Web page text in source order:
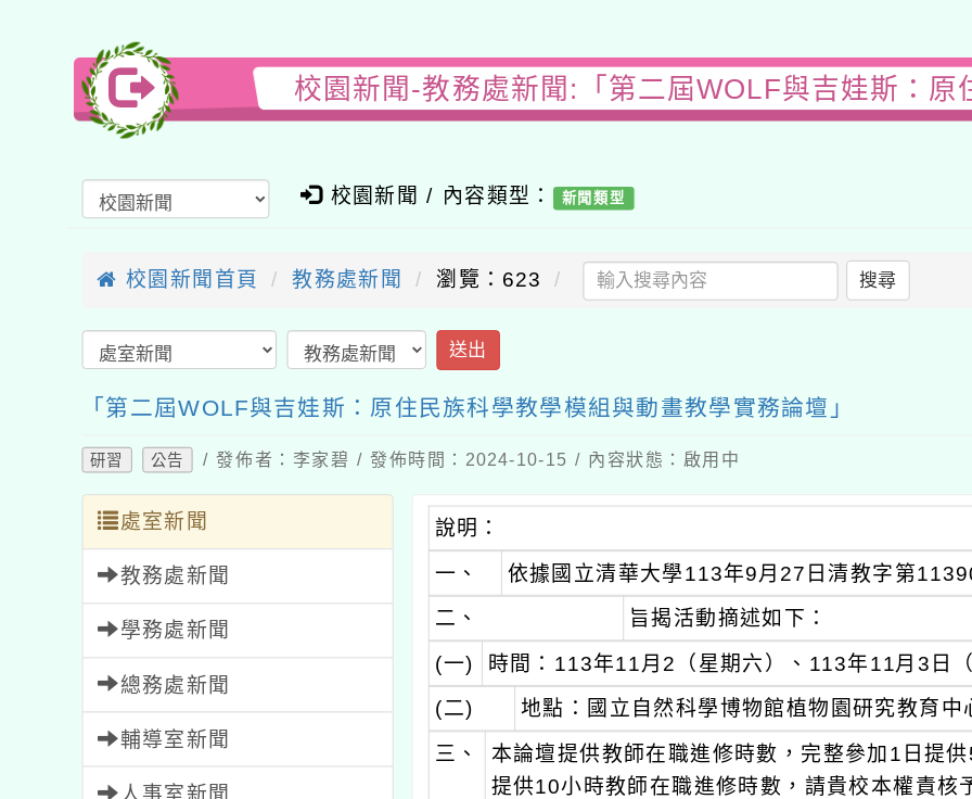
校園新聞-教務處新聞:「第二屆WOLF與吉娃斯：原
校園新聞 / 內容類型： 新聞類型
校園新聞首頁 教務處新聞 瀏覽：623 搜尋
送出
「第二屆WOLF與吉娃斯：原住民族科學教學模組與動畫教學實務論壇」
研習 公告 / 發佈者：李家碧 / 發佈時間：2024-10-15 / 內容狀態：啟用中
處室新聞
教務處新聞
學務處新聞
總務處新聞
輔導室新聞
人事室新聞
說明：
一、
依據國立清華大學113年9月27日清教字第
二、
旨揭活動摘述如下：
(一) 時間：113年11月2（星期六）、113年11月3日
(二)
地點：國立自然科學博物館植物園研究教育中
三、
本論壇提供教師在職進修時數，完整參加1日提
提供10小時教師在職進修時數，請貴校本權責核